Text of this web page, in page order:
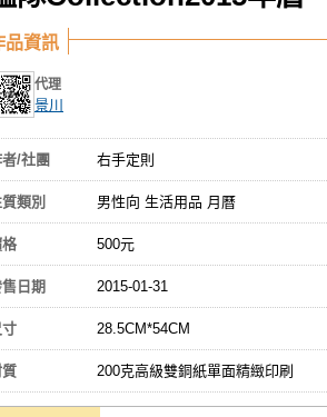
品資訊
代理
景川
/社團 右手定則
類別 男性向 生活用品 月曆
500元
日期 2015-01-31
寸 28.5CM*54CM
200克高級雙銅紙單面精緻印刷